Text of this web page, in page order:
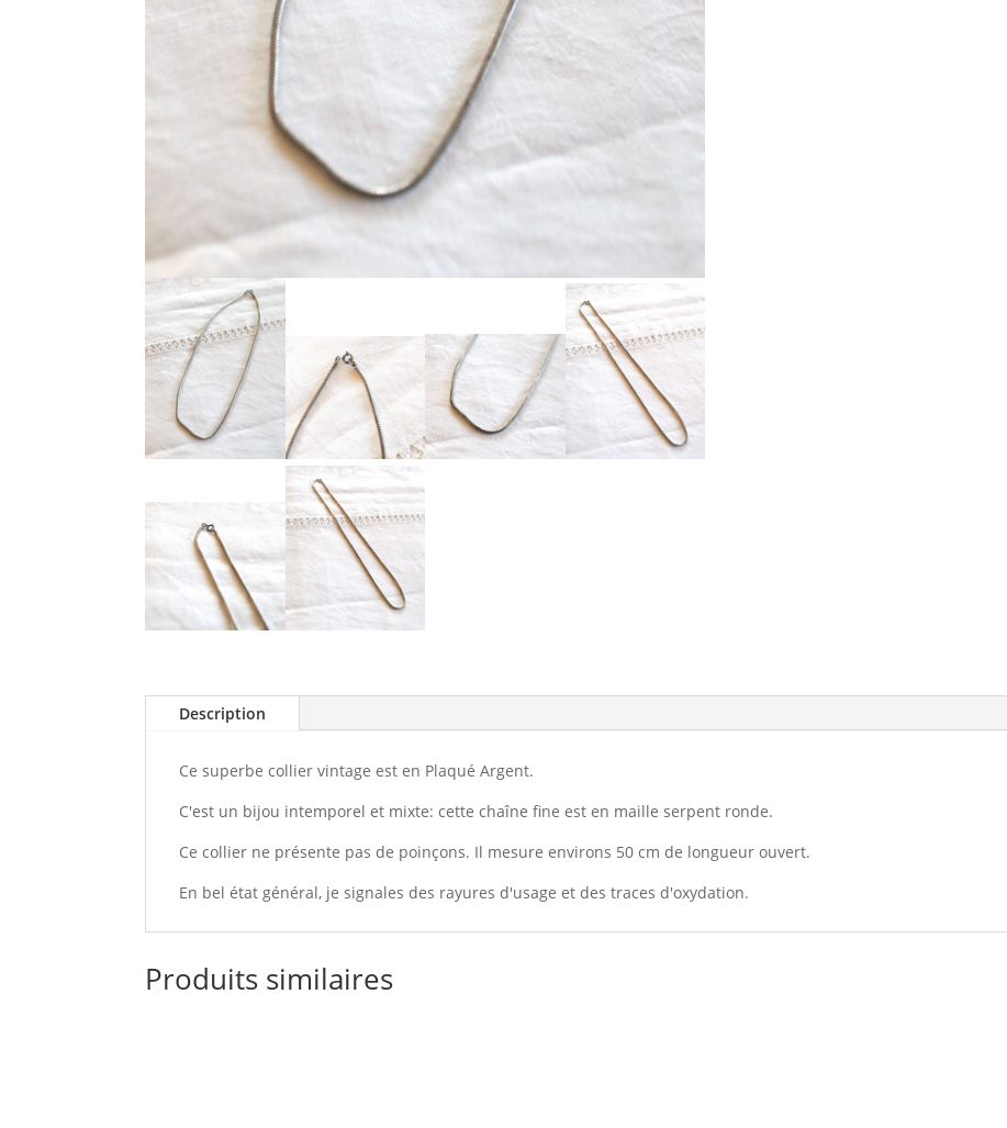
Description
Ce superbe collier vintage est en Plaqué Argent.
C'est un bijou intemporel et mixte: cette chaîne fine est en maille serpent ronde.
Ce collier ne présente pas de poinçons. Il mesure environs 50 cm de longueur ouvert.
En bel état général, je signales des rayures d'usage et des traces d'oxydation.
Produits similaires